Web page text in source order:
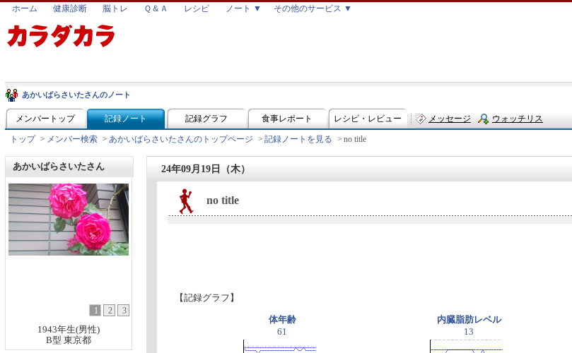
ホーム 健康診断 脳トレ Ｑ＆Ａ レシピ ノート ▼ その他のサービス ▼
あかいばらさいたさんのノート
メンバートップ 記録ノート 記録グラフ 食事レポート レシピ・レビュー メッセージ ウォッチリス
トップ > メンバー検索 > あかいばらさいたさんのトップページ > 記録ノートを見る > no title
あかいばらさいたさん
1 2
3
1943年生(男性)
B型 東京都
24年09月19日（木）
no title
【記録グラフ】
体年齢
61
内臓脂肪レベル
13